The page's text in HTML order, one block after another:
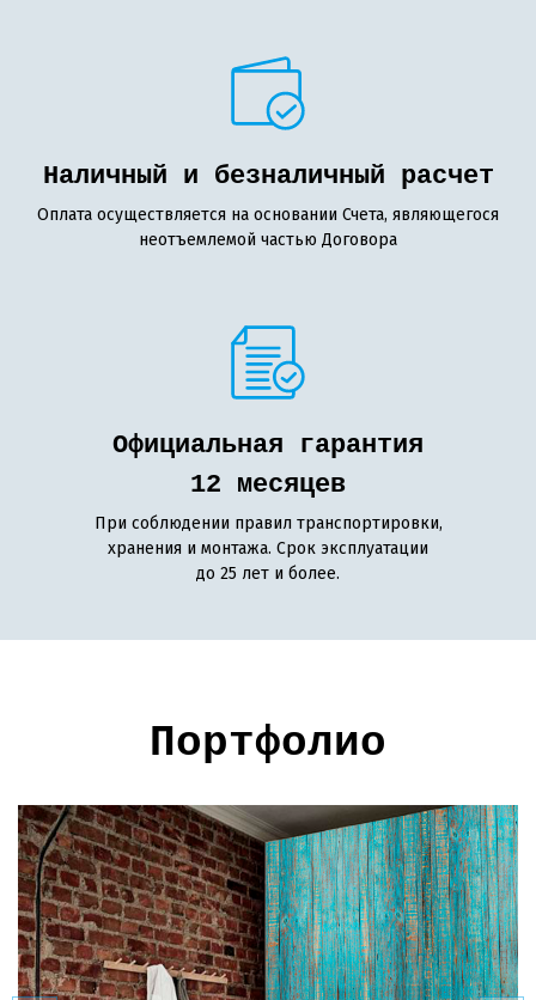
Наличный и безналичный расчет
Оплата осуществляется на основании Счета, являющегося
неотъемлемой частью Договора
Официальная гарантия
12 месяцев
При соблюдении правил транспортировки,
хранения и монтажа. Срок эксплуатации
до 25 лет и более.
Портфолио